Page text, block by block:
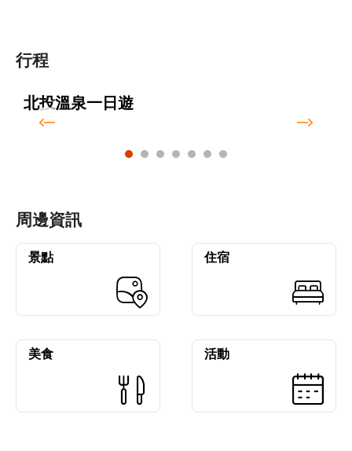
行程
北投溫泉一日遊
周邊資訊
景點 住宿
美食 活動